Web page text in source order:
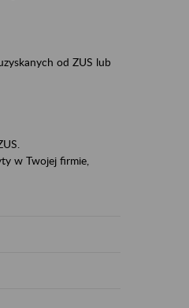
od ZUS lub
w Twojej firmie,